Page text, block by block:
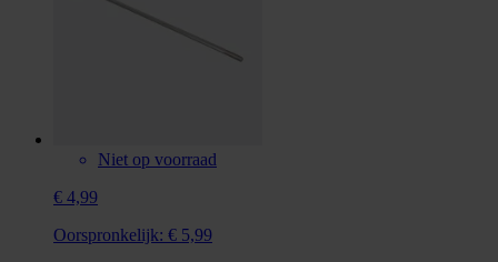
Niet op voorraad
€ 4,99
Oorspronkelijk: € 5,99